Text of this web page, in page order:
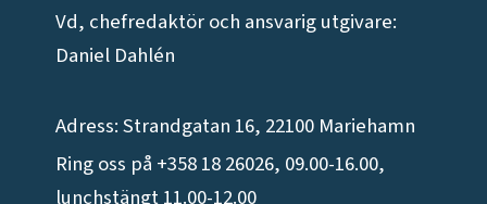
Vd, chefredaktör och ansvarig utgivare:
Daniel Dahlén
Adress: Strandgatan 16, 22100 Mariehamn
Ring oss på +358 18 26026, 09.00-16.00,
lunchstängt 11.00-12.00